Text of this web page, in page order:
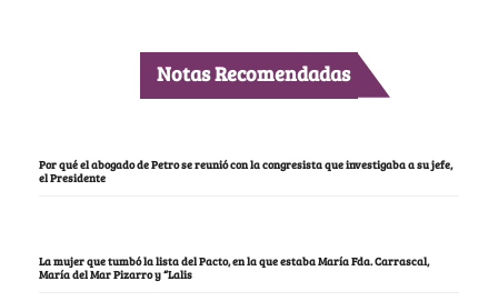
Notas Recomendadas
Por qué el abogado de Petro se reunió con la congresista que investigaba a su jefe,
el Presidente
La mujer que tumbó la lista del Pacto, en la que estaba María Fda. Carrascal,
María del Mar Pizarro y “Lalis